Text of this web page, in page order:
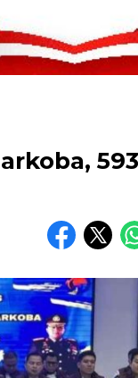
593